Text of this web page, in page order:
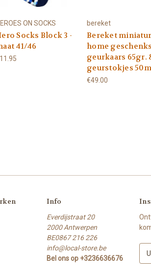
ON SOCKS
Socks Block 3 -
41/46
bereket
Bereket
home
geurkaars 65gr.
geurstokjes
€49.00
Info
Everdijstraat 20
2000 Antwerpen
BE0867 216 226
info@local-store.be
Bel ons op +3236636676